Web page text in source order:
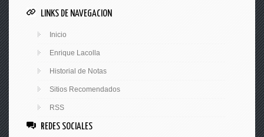
LINKS DE NAVEGACION
Inicio
Enrique Lacolla
Historial de Notas
Sitios Recomendados
RSS
REDES SOCIALES